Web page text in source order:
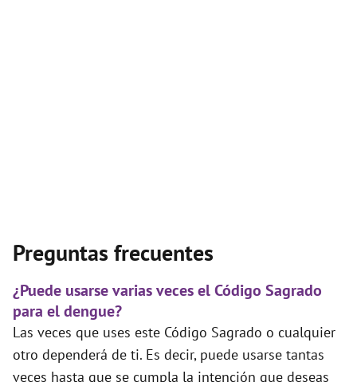
Preguntas frecuentes
¿Puede usarse varias veces el Código Sagrado
para el dengue?
Las veces que uses este Código Sagrado o cualquier
otro dependerá de ti. Es decir, puede usarse tantas
veces hasta que se cumpla la intención que deseas